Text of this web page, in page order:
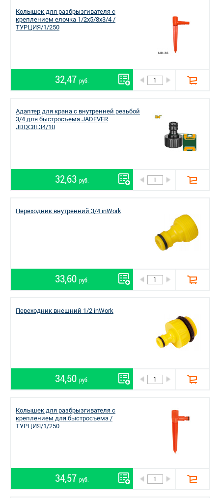
Колышек для разбрызгивателя с
креплением елочка 1/2х5/8х3/4 /
ТУРЦИЯ/1/250
32,47 руб.
Адаптер для крана с внутренней резьбой
3/4 для быстросъема JADEVER
JDQC8E34/10
32,63 руб.
Переходник внутренний 3/4 inWork
33,60 руб.
Переходник внешний 1/2 inWork
34,50 руб.
Колышек для разбрызгивателя с
креплением для быстросъема /
ТУРЦИЯ/1/250
34,57 руб.